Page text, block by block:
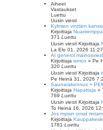
n
n
e
t
t
u
h
a
k
u
Aiheet
Vastaukset
Luettu
Uusin viesti
Kylmien vinttien
Kirjoittaja
371 Luettu
Uusin viestiKirjoittaja
La Elo 01, 2026 11:27
AI generoi
Kirjoittaja ismox » Pe
320 Luettu
Uusin viestiKirjoittaja
Pe Heinä 31, 2026
Saunarakennus +
Kirjoittaja Hapattaja »
769 Luettu
Uusin viestiKirjoittaja
To Heinä 16, 2026
Jos myisin omat
Kirjoittaja
1781 Luettu